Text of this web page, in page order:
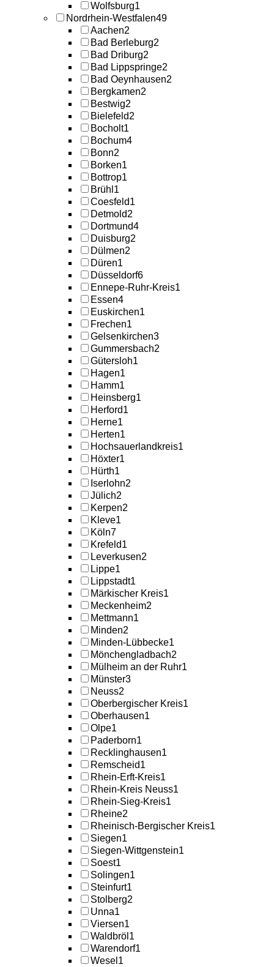
Wolfsburg1
Nordrhein-Westfalen49
Aachen2
Bad Berleburg2
Bad Driburg2
Bad Lippspringe2
Bad Oeynhausen2
Bergkamen2
Bestwig2
Bielefeld2
Bocholt1
Bochum4
Bonn2
Borken1
Bottrop1
Brühl 1
Coesfeld1
Detmold2
Dortmund4
Duisburg2
Dülmen2
Düren1
Düsseldorf6
Ennepe-Ruhr-Kreis1
Essen4
Euskirchen1
Frechen1
Gelsenkirchen3
Gummersbach2
Gütersloh1
Hagen1
Hamm1
Heinsberg1
Herford1
Herne1
Herten1
Hochsauerlandkreis1
Höxter1
Hürth1
Iserlohn2
Jülich2
Kerpen2
Kleve1
Köln7
Krefeld1
Leverkusen2
Lippe1
Lippstadt1
Märkischer Kreis1
Meckenheim2
Mettmann1
Minden2
Minden-Lübbecke1
Mönchengladbach2
Mülheim an der Ruhr1
Münster3
Neuss2
Oberbergischer Kreis1
Oberhausen1
Olpe1
Paderborn1
Recklinghausen1
Remscheid1
Rhein-Erft-Kreis1
Rhein-Kreis Neuss1
Rhein-Sieg-Kreis1
Rheine2
Rheinisch-Bergischer Kreis1
Siegen1
Siegen-Wittgenstein1
Soest1
Solingen1
Steinfurt1
Stolberg2
Unna1
Viersen1
Waldbröl 1
Warendorf1
Wesel 1